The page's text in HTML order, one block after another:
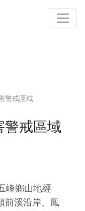
警戒區域
警戒區域
峰鄉山地經
前溪沿岸、鳳